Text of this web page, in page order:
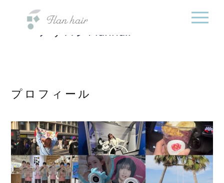
院・半個室オーガニック
ヘアサロンFlanhair
プロフィール